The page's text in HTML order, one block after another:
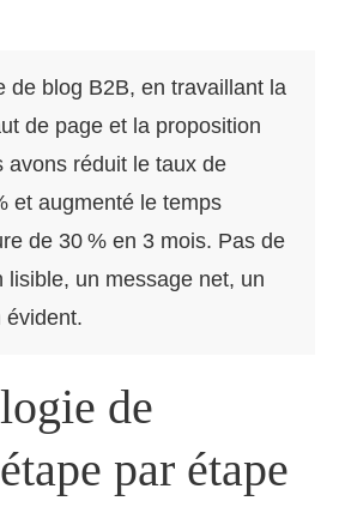
de blog B2B, en travaillant la
de page et la proposition
avons réduit le taux de
et augmenté le temps
de 30 % en 3 mois. Pas de
lisible, un message net, un
évident.
de
par étape